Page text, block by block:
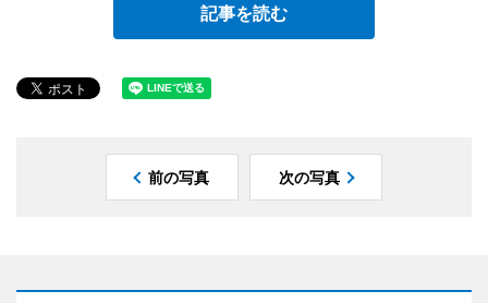
記事を読む
前の写真 次の写真